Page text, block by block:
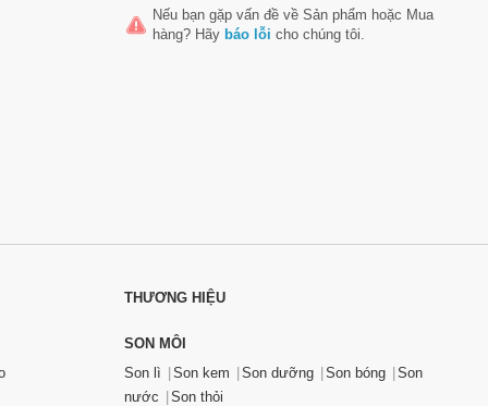
Nếu bạn gặp vấn đề về Sản phẩm hoặc Mua
hàng? Hãy báo lỗi cho chúng tôi.
THƯƠNG HIỆU
SON MÔI
Son lì
Son kem Son dưỡng Son bóng
Son
nước
Son thỏi